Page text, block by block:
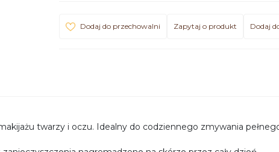
Dodaj do przechowalni Zapytaj o produkt Dodaj
twarzy i oczu. Idealny do codziennego zmywania